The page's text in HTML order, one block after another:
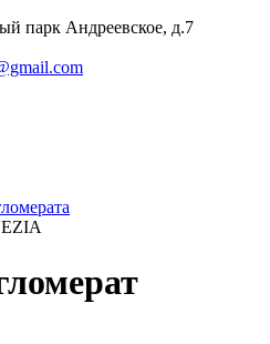
парк Андреевское, д.7